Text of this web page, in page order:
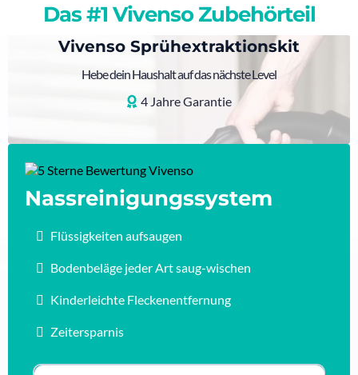
Das #1 Vivenso Zubehörteil
Vivenso Sprühextraktionskit
Hebe dein Haushalt auf das nächste Level
4 Jahre Garantie
Nassreinigungssystem
Flüssigkeiten aufsaugen
Bodenbeläge jeder Art saug-wischen
Kinderleichte Fleckenentfernung
Zeitersparnis